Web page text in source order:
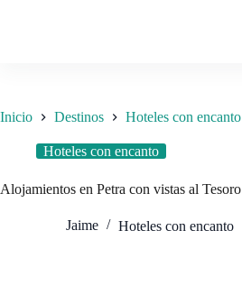
Inicio Destinos Hoteles con encanto
Hoteles con encanto
Alojamientos en Petra con vistas al Tesoro
Jaime Hoteles con encanto